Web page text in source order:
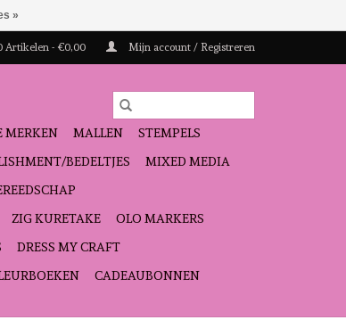
Artikelen - €0,00 Mijn account / Registreren
MERKEN MALLEN
STEMPELS
BEDELTJES
MIXED MEDIA
ZIG KURETAKE
OLO MARKERS
DRESS MY CRAFT
CADEAUBONNEN
»